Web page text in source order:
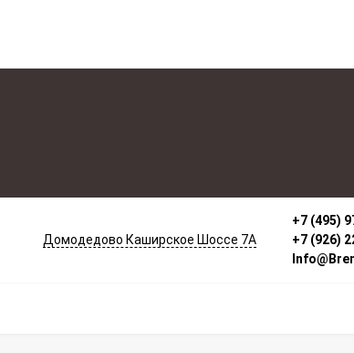
Домодедово Каширское Шоссе 7А
+7 (495)
+7 (926)